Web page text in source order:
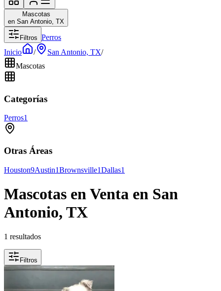
Mascotas
en San Antonio, TX
Filtros Perros
Inicio
/ San Antonio, TX/
Mascotas
Categorías
Perros1
Otras Áreas
Houston9Austin1Brownsville1Dallas1
Mascotas en Venta en San
Antonio, TX
1 resultados
Filtros